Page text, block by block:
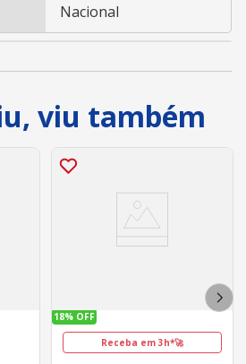
Nacional
viu também
18% OFF
Receba em 3h*🚀